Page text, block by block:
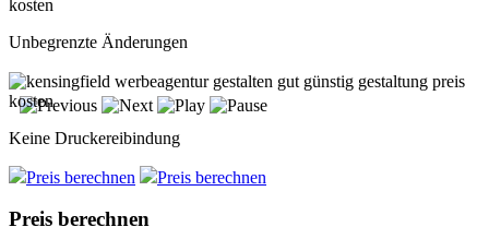
Montag-Freitag 10:00-18:00 Uhr
Unbegrenzte Änderungen
Keine Druckereibindung
Preis berechnen Preis berechnen
Preis berechnen